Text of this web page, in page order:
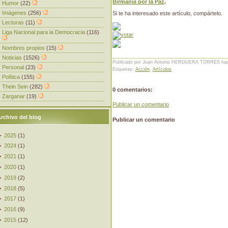
Birmania por la Paz.
Si te ha interesado este artículo, compártelo.
Publicado por Juan Antonio HERGUERA TORRES
Etiquetas: Acción, Artículos
0 comentarios:
Publicar un comentario
Publicar un comentario
Humor (22)
Imágenes (256)
Lecturas (11)
Liga Nacional para la Democracia (116)
Nombres propios (15)
Noticias (1526)
Personal (23)
Política (155)
Thein Sein (282)
Zarganar (19)
del blog
2025 (1)
2024 (1 )
2021 (1)
2020 (1)
2019 (2)
2018 (5)
2017 (1 )
2016 (9)
2015 (12)